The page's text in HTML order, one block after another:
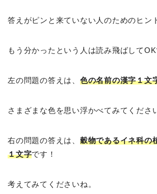
答えがピンと来ていない人のためのヒン
もう分かったという人は読み飛ばしてOK
左の問題の答えは、 色の名前の漢字１文
さまざまな色を思い浮かべてみてくださ
右の問題の答えは、 穀物であるイネ科の
１文字です！
考えてみてくださいね。